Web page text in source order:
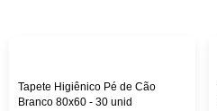
Tapete Higiênico Pé de Cão
Branco 80x60 - 30 unid